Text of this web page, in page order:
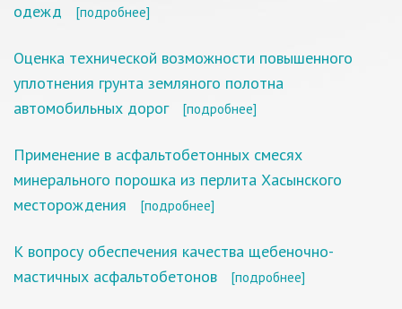
одежд
[подробнее]
Оценка технической возможности повышенного
уплотнения грунта земляного полотна
автомобильных дорог
[подробнее]
Применение в асфальтобетонных смесях
минерального порошка из перлита Хасынского
месторождения
[подробнее]
К вопросу обеспечения качества щебеночно-
мастичных асфальтобетонов
[подробнее]